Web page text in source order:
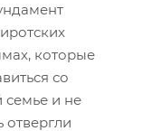
которые
со
семье и не
отвергли